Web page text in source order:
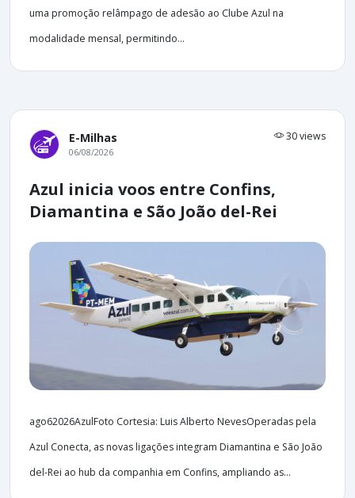
uma promoção relâmpago de adesão ao Clube Azul na
modalidade mensal, permitindo...
E-Milhas 30 views
06/08/2026
Azul inicia voos entre Confins,
Diamantina e São João del-Rei
ago62026AzulFoto Cortesia: Luis Alberto NevesOperadas pela
Azul Conecta, as novas ligações integram Diamantina e São João
del-Rei ao hub da companhia em Confins, ampliando as...